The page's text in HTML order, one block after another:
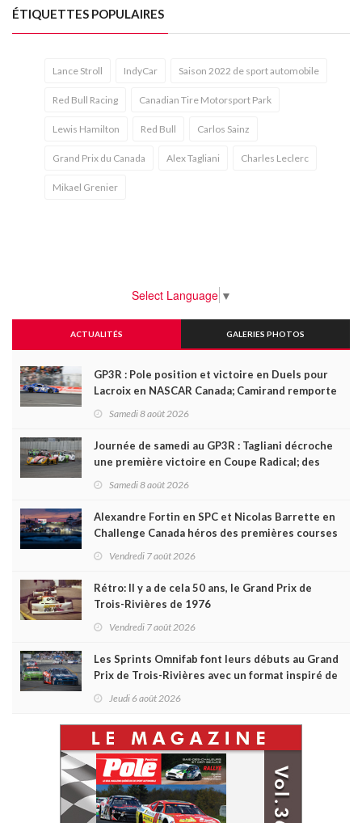
ÉTIQUETTES POPULAIRES
Lance Stroll IndyCar Saison 2022 de sport automobile
Red Bull Racing Canadian Tire Motorsport Park
Lewis Hamilton Red Bull Carlos Sainz
Grand Prix du Canada Alex Tagliani Charles Leclerc
Mikael Grenier
Select Language ▼
ACTUALITÉS GALERIES PHOTOS
GP3R : Pole position et victoire en Duels pour
Lacroix en NASCAR Canada; Camirand remporte
Samedi 8 août 2026
Journée de samedi au GP3R : Tagliani décroche
une première victoire en Coupe Radical; des
Samedi 8 août 2026
Alexandre Fortin en SPC et Nicolas Barrette en
Challenge Canada héros des premières courses
Vendredi 7 août 2026
Rétro: Il y a de cela 50 ans, le Grand Prix de
Trois-Rivières de 1976
Vendredi 7 août 2026
Les Sprints Omnifab font leurs débuts au Grand
Prix de Trois-Rivières avec un format inspiré de
Jeudi 6 août 2026